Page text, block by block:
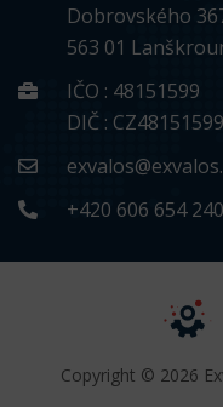
Dobrovského
563 01
IČO : 48151599
DIČ : CZ48151599
+420 606 654 240
Copyright © 2026